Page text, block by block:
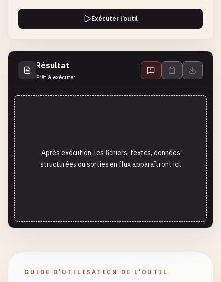
Exécuter l’outil
Résultat
Prêt à exécuter
Après exécution, les fichiers, textes, données
structurées ou sorties en flux apparaîtront ici.
GUIDE D'UTILISATION DE L'OUTIL